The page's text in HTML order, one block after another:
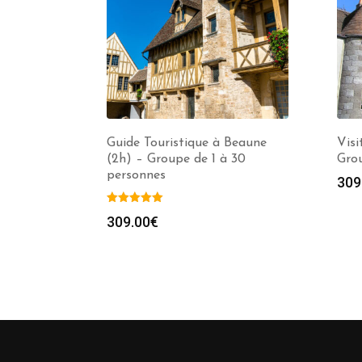
Guide Touristique à Beaune
(2h) – Groupe de 1 à 30
personnes
309.00€